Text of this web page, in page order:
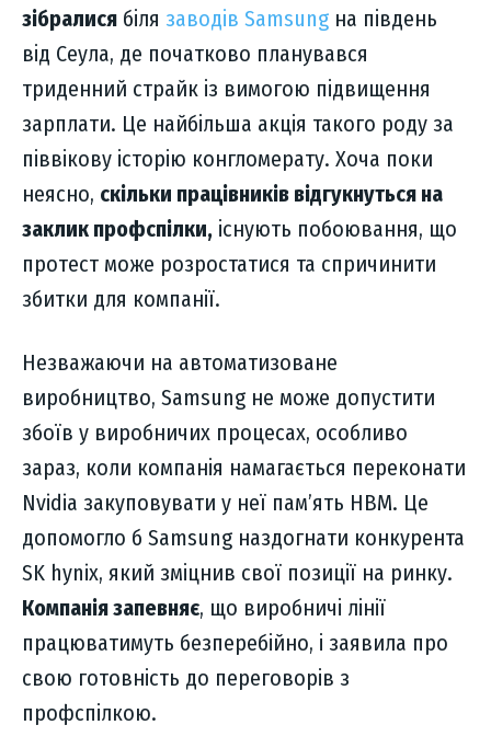
зібралися біля заводів Samsung на південь
від Сеула, де початково планувався
триденний страйк із вимогою підвищення
зарплати. Це найбільша акція такого роду за
піввікову історію конгломерату. Хоча поки
неясно, скільки працівників відгукнуться на
заклик профспілки, існують побоювання, що
протест може розростатися та спричинити
збитки для компанії.
Незважаючи на автоматизоване
виробництво, Samsung не може допустити
збоїв у виробничих процесах, особливо
зараз, коли компанія намагається переконати
Nvidia закуповувати у неї пам’ять HBM. Це
допомогло б Samsung наздогнати конкурента
SK hynix, який зміцнив свої позиції на ринку.
Компанія запевняє, що виробничі лінії
працюватимуть безперебійно, і заявила про
свою готовність до переговорів з
профспілкою.